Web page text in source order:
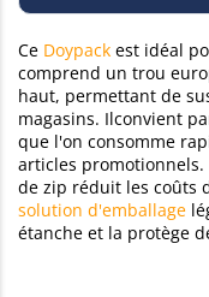
Ce Doypack est idéal
comprend un trou
haut, permettant de
magasins. Ilconvient
que l'on consomme
articles
de zip réduit les coûts
solution d'emballage
étanche et la protège